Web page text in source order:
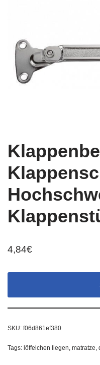
4,84€
SKU: f06d861ef380
Tags: löffelchen liegen, matratze,